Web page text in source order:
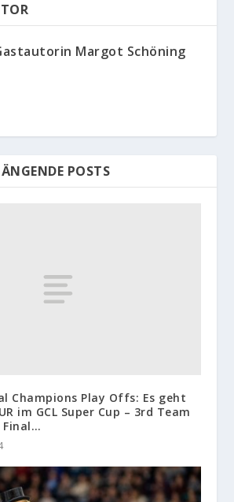
Margot Schöning
POSTS
Champions Play Offs: Es geht
im GCL Super Cup – 3rd Team
Final…